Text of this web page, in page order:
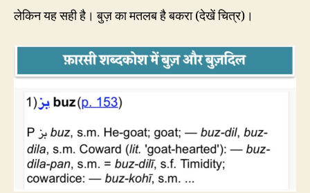
लेकिन यह सही है। बुज़ का मतलब है बकरा (देखें चित्र)।